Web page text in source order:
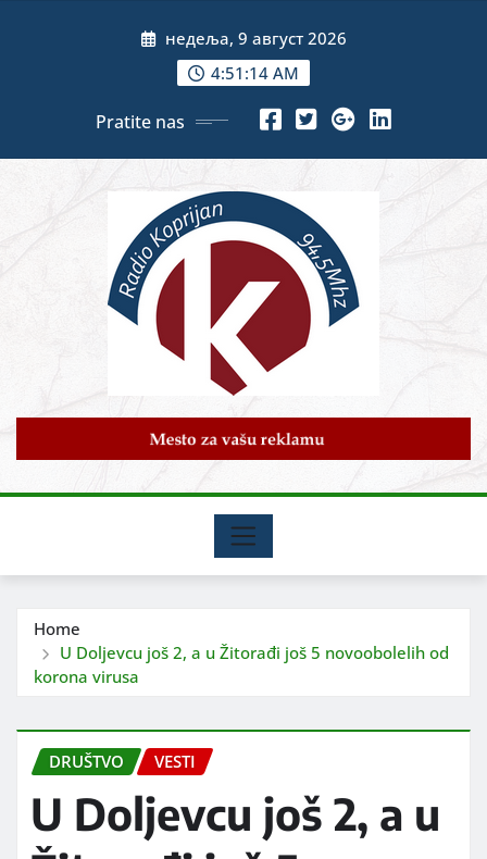
недеља, 9 август 2026
4:51:16 AM
Pratite nas
Home
U Doljevcu još 2, a u Žitorađi još 5 novoobolelih od
korona virusa
DRUŠTVO VESTI
U Doljevcu još 2, a u